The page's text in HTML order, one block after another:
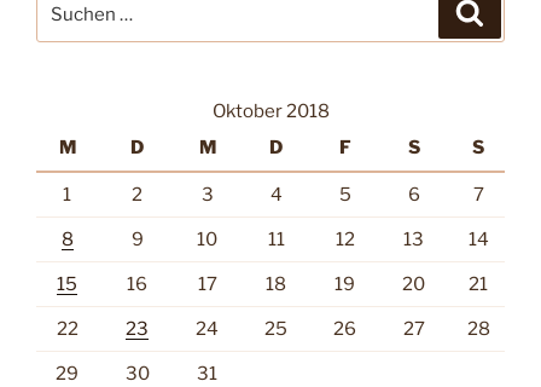
nach:
Oktober 2018
M
D M D F S S
1 2 3 4 5 6 7
8 9 10 11 12 13 14
15 16 17 18 19 20 21
22 23 24 25 26 27 28
29 30 31